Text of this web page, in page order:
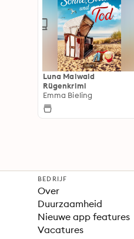
Luna Maiwald
Rügenkrimi
Emma Bieling
BEDRIJF
Over
Duurzaamheid
Nieuwe app features
Vacatures